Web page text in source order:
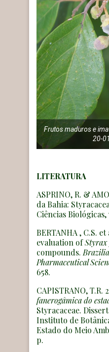
Frutos maduros e
20-
LITERATURA
ASPRINO, R. &
da Bahia:
Ciências Biológicas,
BERTANHA , C.S.
evaluation of
compounds.
Pharmaceutical
658.
CAPISTRANO, T.R.
fanerogâmica do
Styracaceae.
Instituto de
Estado do Meio
p.